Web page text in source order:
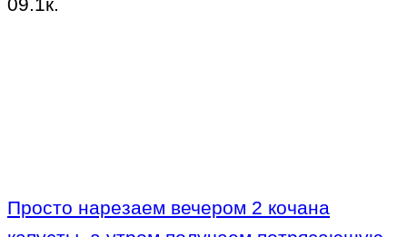
09.1к.
Просто нарезаем вечером 2 кочана